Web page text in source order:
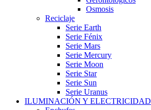
Osmosis
Reciclaje
Serie Earth
Serie Fénix
Serie Mars
Serie Mercury
Serie Moon
Serie Star
Serie Sun
Serie Uranus
ILUMINACIÓN Y ELECTRICIDAD